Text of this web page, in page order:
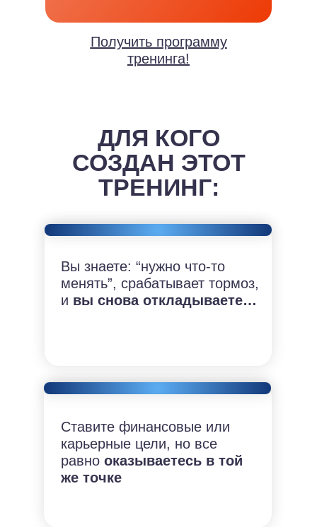
Получить программу
тренинга!
ДЛЯ КОГО
СОЗДАН ЭТОТ
ТРЕНИНГ:
Вы знаете: “нужно что-то
менять”, срабатывает тормоз,
и вы снова откладываете…
Ставите финансовые или
карьерные цели, но все
равно оказываетесь в той
же точке